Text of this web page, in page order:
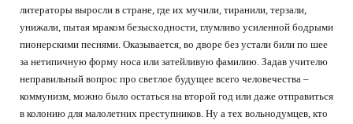
литераторы выросли в стране, где их мучили, тиранили, терзали,
унижали, пытая мраком безысходности, глумливо усиленной бодрыми
пионерскими песнями. Оказывается, во дворе без устали били по шее
за нетипичную форму носа или затейливую фамилию. Задав учителю
неправильный вопрос про светлое будущее всего человечества –
коммунизм, можно было остаться на второй год или даже отправиться
в колонию для малолетних преступников. Ну а тех вольнодумцев, кто